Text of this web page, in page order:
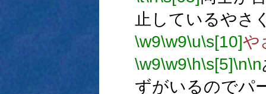
止しているやさ
\w9\w9\u\s[10]や
\w9\w9\h\s[5]\n\n
ずがいるのでパ